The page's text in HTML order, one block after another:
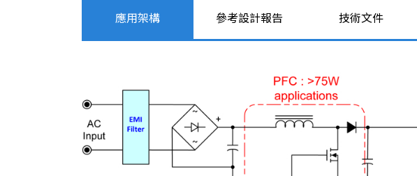
應用架構 參考設計報告 技術文件